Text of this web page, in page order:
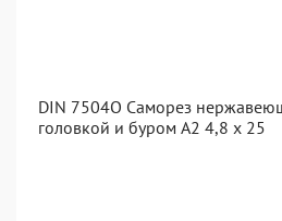
DIN 7504O Саморез
головкой и буром А2 4,8 x 25